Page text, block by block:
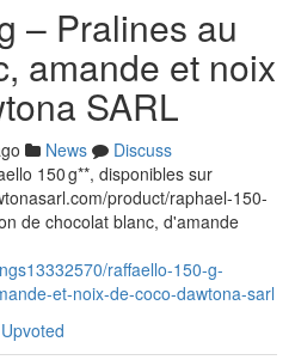
– Pralines au
amande et noix
SARL
News
Discuss
150 g**, disponibles sur
product/raphael-150-
de chocolat blanc, d'amande
raffaello-150-g-
et-noix-de-coco-dawtona-sarl